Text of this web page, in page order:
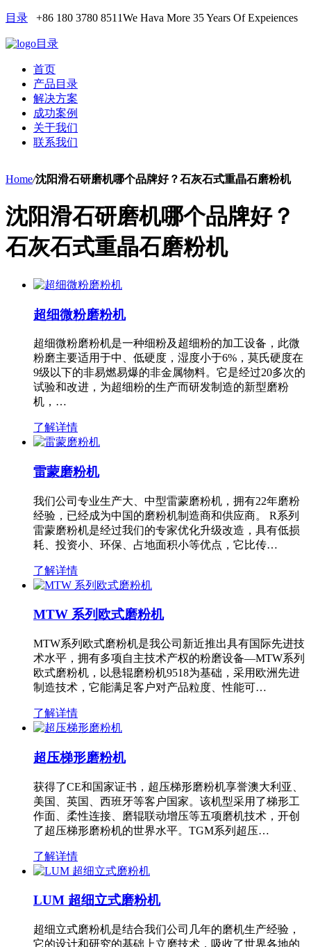
目录 +86 180 3780 8511We Hava More 35 Years Of Expeiences
目录
首页
产品目录
解决方案
成功案例
关于我们
联系我们
Home/沈阳滑石研磨机哪个品牌好？石灰石式重晶石磨粉机
沈阳滑石研磨机哪个品牌好？
石灰石式重晶石磨粉机
超细微粉磨粉机
超细微粉磨粉机是一种细粉及超细粉的加工设备，此微
粉磨主要适用于中、低硬度，湿度小于6%，莫氏硬度在
9级以下的非易燃易爆的非金属物料。它是经过20多次的
试验和改进，为超细粉的生产而研发制造的新型磨粉
机，…
了解详情
雷蒙磨粉机
我们公司专业生产大、中型雷蒙磨粉机，拥有22年磨粉
经验，已经成为中国的磨粉机制造商和供应商。 R系列
雷蒙磨粉机是经过我们的专家优化升级改造，具有低损
耗、投资小、环保、占地面积小等优点，它比传…
了解详情
MTW 系列欧式磨粉机
MTW系列欧式磨粉机是我公司新近推出具有国际先进技
术水平，拥有多项自主技术产权的粉磨设备—MTW系列
欧式磨粉机，以悬辊磨粉机9518为基础，采用欧洲先进
制造技术，它能满足客户对产品粒度、性能可…
了解详情
超压梯形磨粉机
获得了CE和国家证书，超压梯形磨粉机享誉澳大利亚、
美国、英国、西班牙等客户国家。该机型采用了梯形工
作面、柔性连接、磨辊联动增压等五项磨机技术，开创
了超压梯形磨粉机的世界水平。TGM系列超压…
了解详情
LUM 超细立式磨粉机
超细立式磨粉机是结合我们公司几年的磨机生产经验，
它的设计和研究的基础上立磨技术，吸收了世界各地的